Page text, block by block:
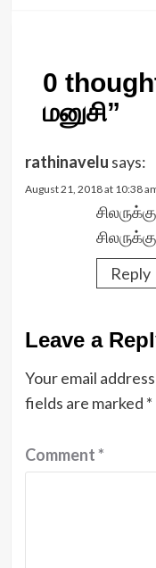
0
மனுசி”
rathinavelu says:
August 21, 2018 at 10:38
Reply
Leave a
Your email
fields are marked *
Comment*